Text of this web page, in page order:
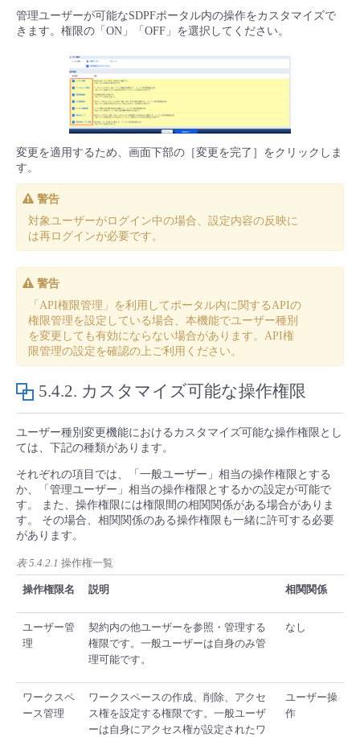
管理ユーザーが可能なSDPFポータル内の操作をカスタマイズで
きます。権限の「ON」「OFF」を選択してください。
変更を適用するため、画面下部の［変更を完了］をクリックしま
す。
警告
対象ユーザーがログイン中の場合、設定内容の反映に
は再ログインが必要です。
警告
「API権限管理」を利用してポータル内に関するAPIの
権限管理を設定している場合、本機能でユーザー種別
を変更しても有効にならない場合があります。API権
限管理の設定を確認の上ご利用ください。
5.4.2. カスタマイズ可能な操作権限
ユーザー種別変更機能におけるカスタマイズ可能な操作権限とし
ては、下記の種類があります。
それぞれの項目では、「一般ユーザー」相当の操作権限とする
か、「管理ユーザー」相当の操作権限とするかの設定が可能で
す。 また、操作権限には権限間の相関関係がある場合がありま
す。 その場合、相関関係のある操作権限も一緒に許可する必要
があります。
表 5.4.2.1 操作権一覧
操作権限名 説明 相関関係
ユーザー管
理
契約内の他ユーザーを参照・管理する
権限です。一般ユーザーは自身のみ管
理可能です。
なし
ワークスペ
ース管理
ワークスペースの作成、削除、アクセ
ス権を設定する権限です。一般ユーザ
ーは自身にアクセス権が設定されたワ
ユーザー操
作